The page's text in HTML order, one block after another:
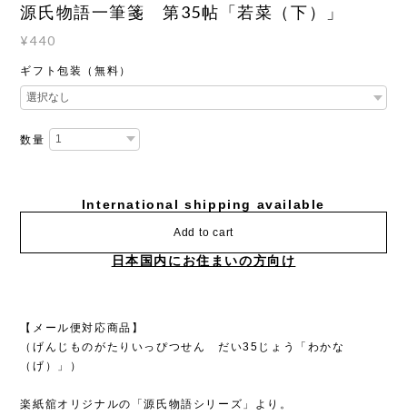
源氏物語一筆箋 第35帖「若菜（下）」
¥440
ギフト包装（無料）
数量
International shipping available
Add to cart
日本国内にお住まいの方向け
【メール便対応商品】
（げんじものがたりいっぴつせん だい35じょう「わかな
（げ）」）
楽紙舘オリジナルの「源氏物語シリーズ」より。